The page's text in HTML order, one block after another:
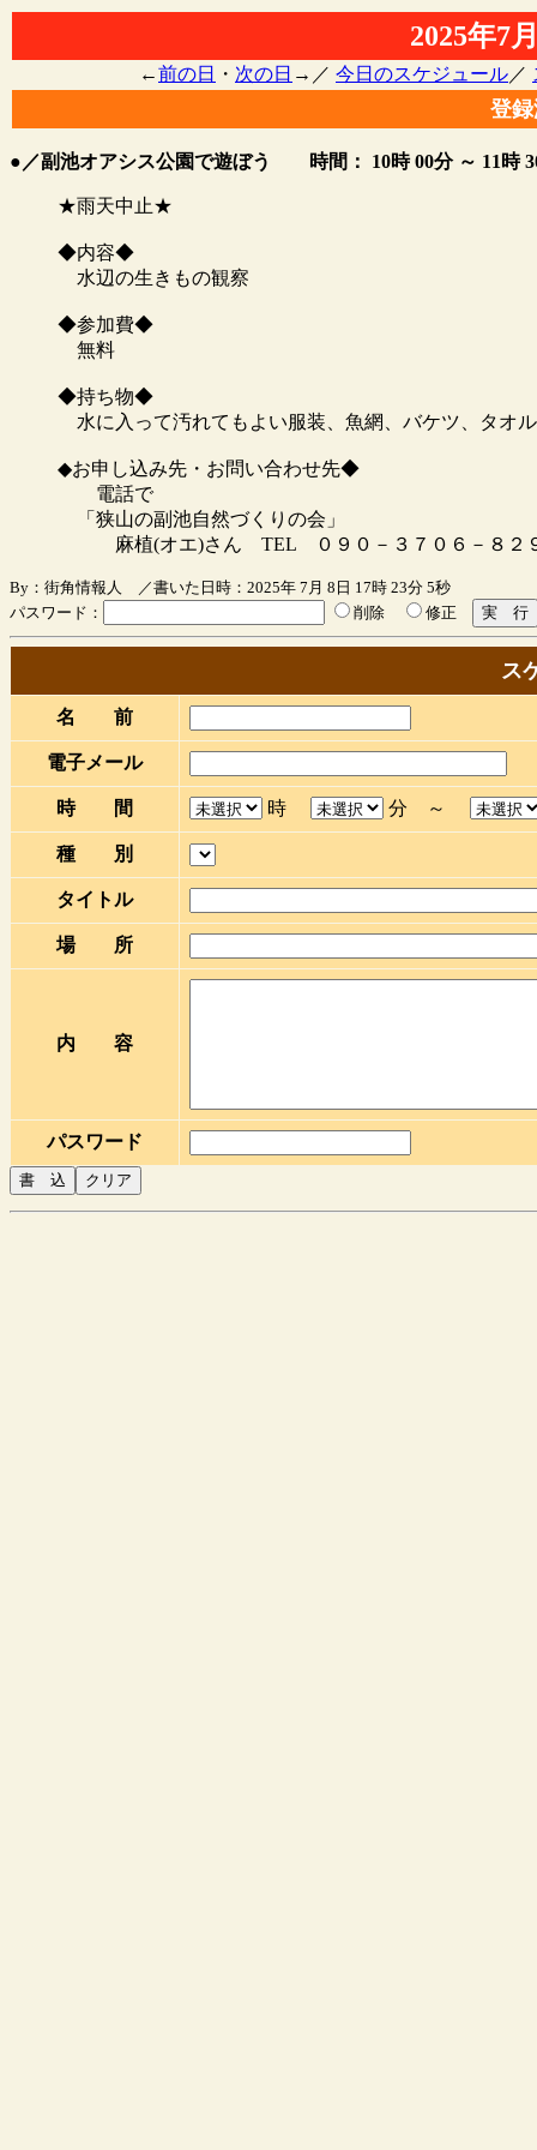
2025年7
←前の日 ・ 次の日 →／ 今日のスケジュール／
登
●／副池オアシス公園で遊ぼう 時間： 10時 00分 ～ 11時
★雨天中止★
◆内容◆
水辺の生きもの観察
◆参加費◆
無料
◆持ち物◆
水に入って汚れてもよい服装、魚網、バケツ、タオ
◆お申し込み先・お問い合わせ先◆
電話で
「狭山の副池自然づくりの会」
麻植(オエ)さん TEL ０９０－３７０６－８２
By：街角情報人 ／書いた日時：2025年 7月 8日 17時 23分 5秒
パスワード：
削除 修正
ス
名 前
電子メール
時 間 時 分 ～
種 別
タイトル
場 所
内 容
パスワード